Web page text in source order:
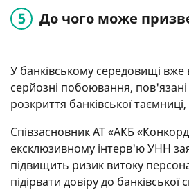
До чого може
У банківському середовищі
серйозні побоювання,
розкриття банківської
Співзасновник АТ «АКБ
ексклюзивному інтерв'ю УНН
підвищить ризик витоку
підірвати довіру до банківської